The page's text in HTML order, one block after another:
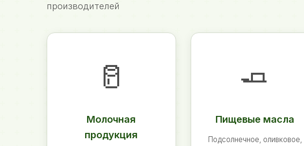
производителей
🥛
Молочная
продукция
🧈
Пищевые масла
Подсолнечное, оливковое,